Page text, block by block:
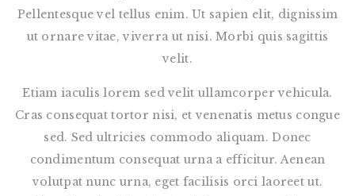
Pellentesque vel tellus enim. Ut sapien elit, dignissim
ut ornare vitae, viverra ut nisi. Morbi quis sagittis
velit.
Etiam iaculis lorem sed velit ullamcorper vehicula.
Cras consequat tortor nisi, et venenatis metus congue
sed. Sed ultricies commodo aliquam. Donec
condimentum consequat urna a efficitur. Aenean
volutpat nunc urna, eget facilisis orci laoreet ut.